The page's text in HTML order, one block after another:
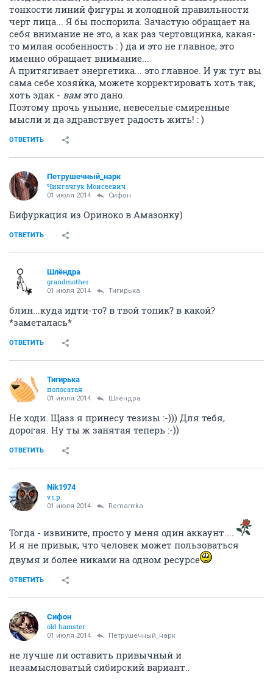
тонкости линий фигуры и холодной правильности
черт лица... Я бы поспорила. Зачастую обращает на
себя внимание не это, а как раз чертовщинка, какая-
то милая особенность : ) да и это не главное, это
именно обращает внимание...
А притягивает энергетика... это главное. И уж тут вы
сама себе хозяйка, можете корректировать хоть так,
хоть эдак - вамэто дано.
Поэтому прочь уныние, невеселые смиренные
мысли и да здравствует радость жить! : )
ОТВЕТИТЬ
Петрушечный_нарк
Чингачгук Моисеевич
01 июля 2014 Сифон
Бифуркация из Ориноко в Амазонку)
ОТВЕТИТЬ
Шлёндра
grandmother
01 июля 2014 Тигирька
блин...куда идти-то? в твой топик? в какой?
*заметалась*
ОТВЕТИТЬ
Тигирька
полосатая
01 июля 2014 Шлёндра
Не ходи. Щазз я принесу тезизы :-))) Для тебя,
дорогая. Ну ты ж занятая теперь :-))
ОТВЕТИТЬ
Nik1974
v.i.p.
01 июля 2014 Remarrrka
Тогда - извините, просто у меня один аккаунт....
И я не привык, что человек может пользоваться
двумя и более никами на одном ресурсе
ОТВЕТИТЬ
Сифон
old hamster
01 июля 2014 Петрушечный_нарк
не лучше ли оставить привычный и
незамысловатый сибирский вариант..